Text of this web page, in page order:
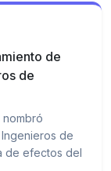
de
de
de
de efectos del